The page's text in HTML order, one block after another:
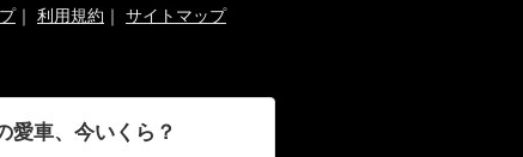
｜ 利用規約 ｜ サイトマップ
愛車、今いくら？